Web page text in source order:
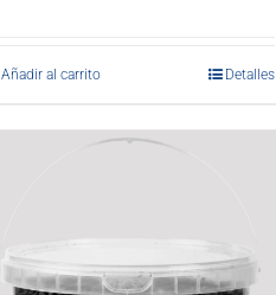
Añadir al carrito Detalles